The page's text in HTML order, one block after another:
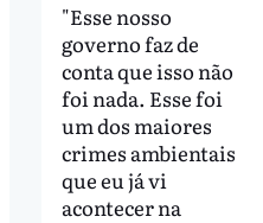
"Esse nosso
governo faz de
conta que isso não
foi nada. Esse foi
um dos maiores
crimes ambientais
que eu já vi
acontecer na